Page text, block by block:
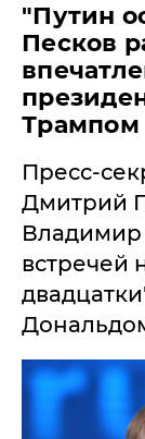
"Путин
Песков
Трампом
Пресс-
Дмитрий
Владимир
встречей